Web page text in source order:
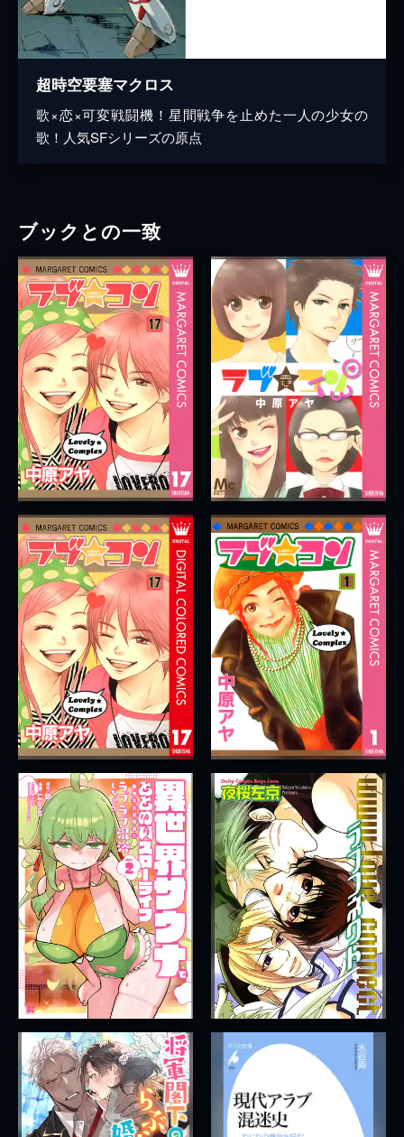
超時空要塞マクロス
歌×恋×可変戦闘機！星間戦争を止めた一人の少女の
歌！人気SFシリーズの原点
ブックとの一致